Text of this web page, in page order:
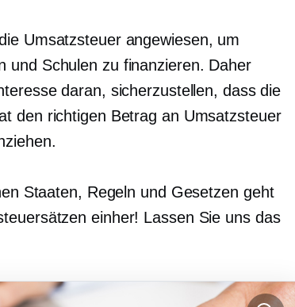
Umsatzsteuer angewiesen, um
und Schulen zu finanzieren. Daher
daran, sicherzustellen, dass die
den richtigen Betrag an Umsatzsteuer
Staaten, Regeln und Gesetzen geht
einher! Lassen Sie uns das